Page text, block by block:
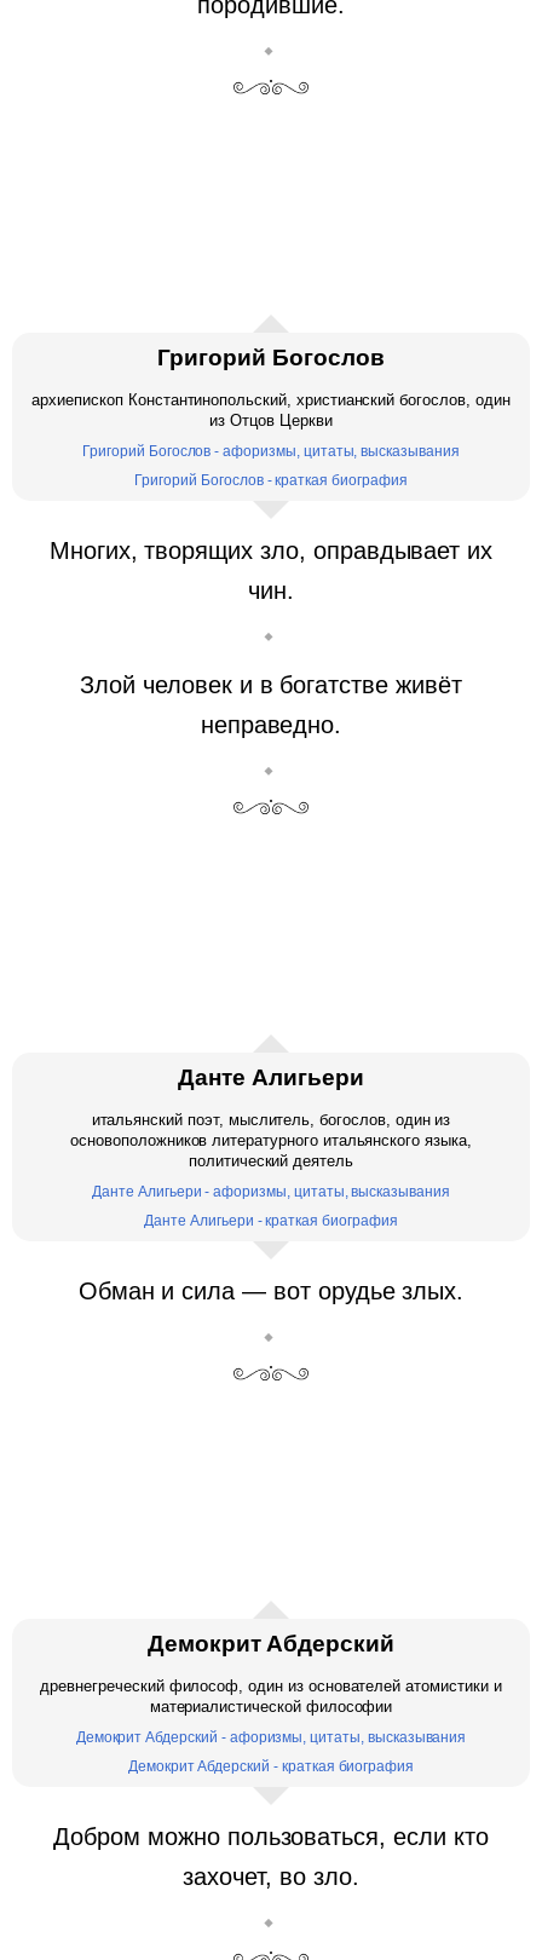
Григорий Богослов
архиепископ Константинопольский, христианский богослов, один
из Отцов Церкви
Григорий Богослов - афоризмы, цитаты, высказывания
Григорий Богослов - краткая биография
Многих, творящих зло, оправдывает их
чин.
Злой человек и в богатстве живёт
неправедно.
Данте Алигьери
итальянский поэт, мыслитель, богослов, один из
основоположников литературного итальянского языка,
политический деятель
Данте Алигьери - афоризмы, цитаты, высказывания
Данте Алигьери - краткая биография
Обман и сила — вот орудье злых.
Демокрит Абдерский
древнегреческий философ, один из основателей атомистики и
материалистической философии
Демокрит Абдерский - афоризмы, цитаты, высказывания
Демокрит Абдерский - краткая биография
Добром можно пользоваться, если кто
захочет, во зло.